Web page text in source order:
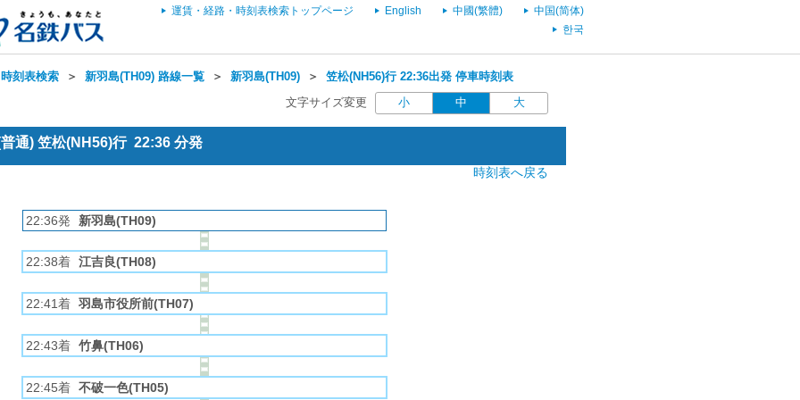
運賃・経路・時刻表検索トップページ English 中國(繁體)
中国(简体)
한국
刻表検索 ＞ 新羽島(TH09) 路線一覧 ＞ 新羽島(TH09) ＞ 笠松(NH56)行 22:36出発 停車時刻表
文字サイズ変更 小 中 大
通) 笠松(NH56)行 22:36 分発
時刻表へ戻る
22:36発 新羽島(TH09)
22:38着 江吉良(TH08)
22:41着 羽島市役所前(TH07)
22:43着 竹鼻(TH06)
22:45着 不破一色(TH05)